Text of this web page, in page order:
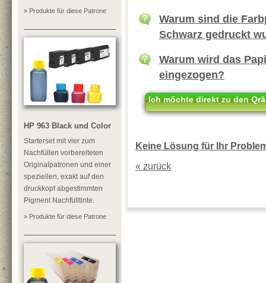
» Produkte für diese Patrone
HP 963 Black und Color
Starterset mit vier zum
Nachfüllen vorbereiteten
Originalpatronen und einer
speziellen, exakt auf den
druckkopf abgestimmten
Pigment Nachfülltinte.
» Produkte für diese Patrone
Warum sind die
Schwarz gedruckt
Warum wird das
eingezogen?
Ich möchte direkt zu den
Keine Lösung für Ihr
« zurück